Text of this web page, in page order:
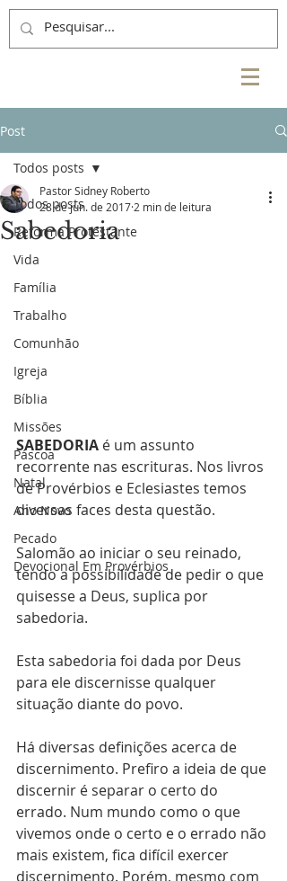
Post
Todos posts
Reforma Protestante
Vida
Família
Trabalho
Comunhão
Igreja
Bíblia
Missões
Páscoa
Natal
Ano Novo
Pecado
Devocional Em Provérbios
Todos posts
Sabedoria
Pastor Sidney Roberto
28 de jun. de 2017 2 min de leitura
SABEDORIA é um assunto
recorrente nas escrituras. Nos livros
de Provérbios e Eclesiastes temos
diversas faces desta questão.
Salomão ao iniciar o seu reinado,
tendo a possibilidade de pedir o que
quisesse a Deus, suplica por
sabedoria.
Esta sabedoria foi dada por Deus
para ele discernisse qualquer
situação diante do povo.
Há diversas definições acerca de
discernimento. Prefiro a ideia de que
discernir é separar o certo do
errado. Num mundo como o que
vivemos onde o certo e o errado não
mais existem, fica difícil exercer
discernimento. Porém, mesmo com